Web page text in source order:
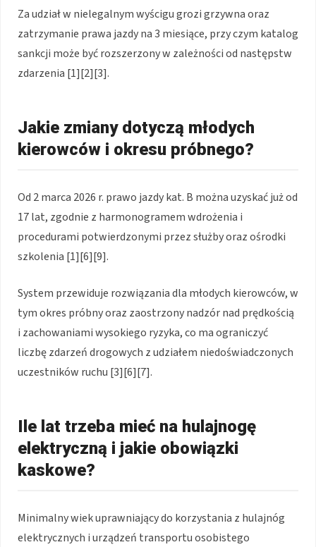
Za udział w nielegalnym wyścigu grozi grzywna oraz
zatrzymanie prawa jazdy na 3 miesiące, przy czym katalog
sankcji może być rozszerzony w zależności od następstw
zdarzenia [1][2][3].
Jakie zmiany dotyczą młodych
kierowców i okresu próbnego?
Od 2 marca 2026 r. prawo jazdy kat. B można uzyskać już od
17 lat, zgodnie z harmonogramem wdrożenia i
procedurami potwierdzonymi przez służby oraz ośrodki
szkolenia [1][6][9].
System przewiduje rozwiązania dla młodych kierowców, w
tym okres próbny oraz zaostrzony nadzór nad prędkością
i zachowaniami wysokiego ryzyka, co ma ograniczyć
liczbę zdarzeń drogowych z udziałem niedoświadczonych
uczestników ruchu [3][6][7].
Ile lat trzeba mieć na hulajnogę
elektryczną i jakie obowiązki
kaskowe?
Minimalny wiek uprawniający do korzystania z hulajnóg
elektrycznych i urządzeń transportu osobistego